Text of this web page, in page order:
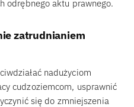
odrębnego aktu prawnego.
zatrudnianiem
nadużyciom
cudzoziemcom, usprawnić
się do zmniejszenia